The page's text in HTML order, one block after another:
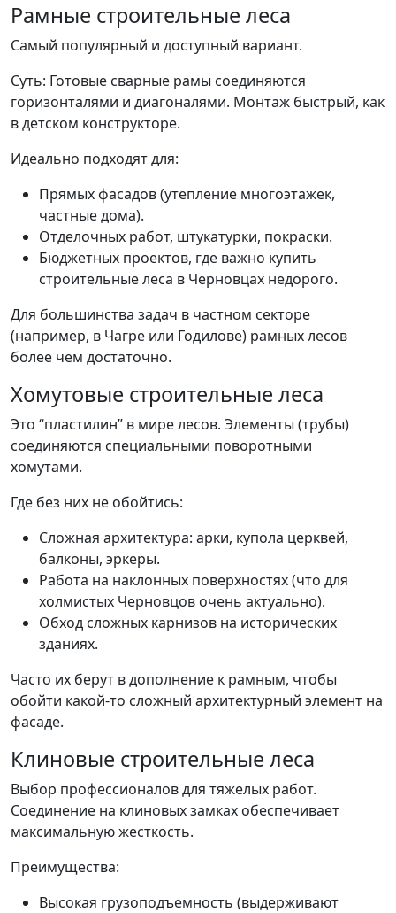
Рамные строительные леса
Самый популярный и доступный вариант.
Суть: Готовые сварные рамы соединяются
горизонталями и диагоналями. Монтаж быстрый, как
в детском конструкторе.
Идеально подходят для:
Прямых фасадов (утепление многоэтажек,
частные дома).
Отделочных работ, штукатурки, покраски.
Бюджетных проектов, где важно купить
строительные леса в Черновцах недорого.
Для большинства задач в частном секторе
(например, в Чагре или Годилове) рамных лесов
более чем достаточно.
Хомутовые строительные леса
Это “пластилин” в мире лесов. Элементы (трубы)
соединяются специальными поворотными
хомутами.
Где без них не обойтись:
Сложная архитектура: арки, купола церквей,
балконы, эркеры.
Работа на наклонных поверхностях (что для
холмистых Черновцов очень актуально).
Обход сложных карнизов на исторических
зданиях.
Часто их берут в дополнение к рамным, чтобы
обойти какой-то сложный архитектурный элемент на
фасаде.
Клиновые строительные леса
Выбор профессионалов для тяжелых работ.
Соединение на клиновых замках обеспечивает
максимальную жесткость.
Преимущества:
Высокая грузоподъемность (выдерживают